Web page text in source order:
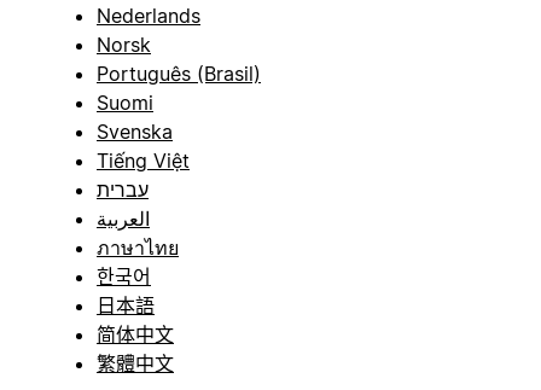
Nederlands
Norsk
Português (Brasil)
Suomi
Svenska
Tiếng Việt
עברית
العربية
ภาษาไทย
한국어
日本語
简体中文
繁體中文